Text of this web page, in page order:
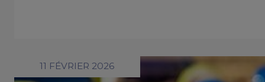
11 FÉVRIER 2026